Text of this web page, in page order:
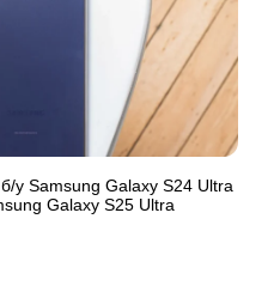
у Samsung Galaxy S24 Ultra
Galaxy S25 Ultra